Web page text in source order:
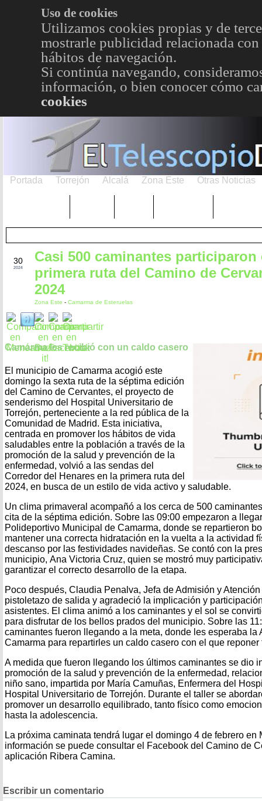
Uso de cookies
Utilizamos cookies propias y de
mostrarle publicidad relacionada
hábitos de navegación.
Si continúa navegando,
información, o bien conocer cómo
cookies
Portada Torrejón Alcalá Zona Este Otras Noticias
30
2024
Casi 500 caminantes participaron
primera ruta del Camino de
2024
Zona Este - Camarma de Esteruelas
Camarma les recibió con un caldo casero
El municipio de Camarma acogió este
domingo la sexta ruta de la séptima edición
del Camino de Cervantes, el proyecto de
senderismo del Hospital Universitario de
Torrejón, perteneciente a la red pública de la
Comunidad de Madrid. Esta iniciativa,
centrada en promover los hábitos de vida
saludables entre la población a través de la
promoción de la salud y prevención de la
enfermedad, volvió a las sendas del
Corredor del Henares en la primera ruta del
2024, en busca de un estilo de vida activo y saludable.
Un clima primaveral acompañó a los cerca de 500
cita de la séptima edición. Sobre las 09:00 empezaron a
Polideportivo Municipal de Camarma, donde se repartieron
mantener una correcta hidratación en la vuelta a la actividad
descanso por las festividades navideñas. Se contó con la
municipio, Ana Victoria Cruz, quien se mostró muy
garantizar el correcto desarrollo de la etapa.
Poco después, Claudia Penalva, Jefa de Admisión y
pistoletazo de salida y agradeció la implicación y
asistentes. El clima animó a los caminantes y el sol se
para disfrutar de los bellos prados del municipio. Sobre las
caminantes fueron llegando a la meta, donde les esperaba la
Camarma para repartirles un caldo casero con el que reponer
A medida que fueron llegando los últimos caminantes se dio
promoción de la salud y prevención de la enfermedad,
niño sano, impartida por María Camuñas, Enfermera del
Hospital Universitario de Torrejón. Durante el taller se
promover un desarrollo equilibrado, tanto físico como
hasta la adolescencia.
La próxima caminata tendrá lugar el domingo 4 de febrero en
información se puede consultar el Facebook del Camino de
aplicación Ribera Camina.
Escribir un comentario